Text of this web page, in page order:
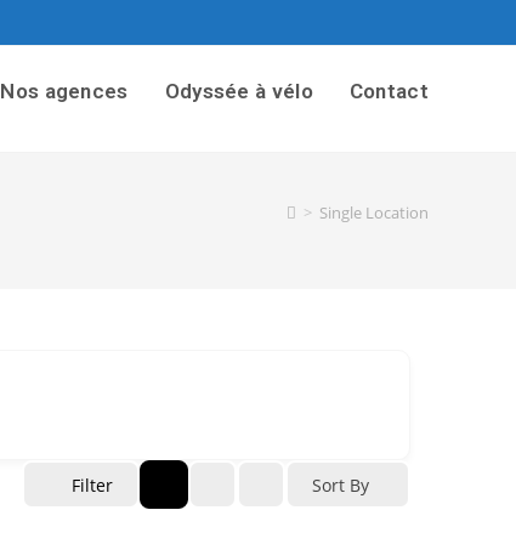
Nos agences Odyssée à vélo Contact
> Single Location
Filter Sort By